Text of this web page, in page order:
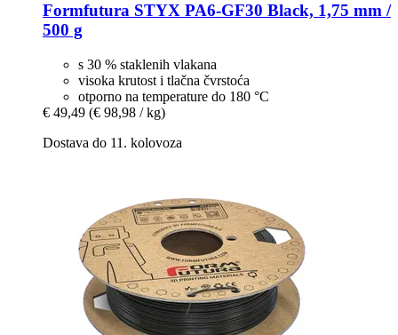
Formfutura STYX PA6-​GF30 Black, 1,75 mm /
500 g
s 30 % staklenih vlakana
visoka krutost i tlačna čvrstoća
otporno na temperature do 180 °C
€ 49,49 (€ 98,98 / kg)
Dostava do 11. kolovoza